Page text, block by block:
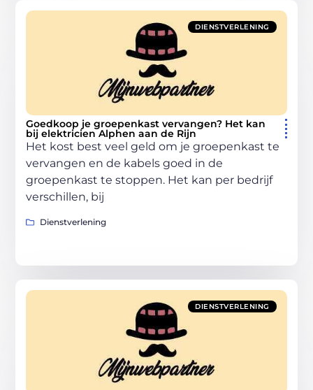
DIENSTVERLENING
Goedkoop je groepenkast vervangen? Het kan
bij elektricien Alphen aan de Rijn
Het kost best veel geld om je groepenkast te
vervangen en de kabels goed in de
groepenkast te stoppen. Het kan per bedrijf
verschillen, bij
Dienstverlening
DIENSTVERLENING